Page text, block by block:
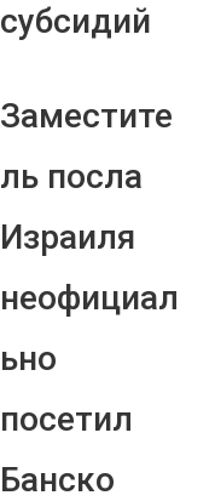
субсидий
Заместите
ль посла
Израиля
неофициал
ьно
посетил
Банско